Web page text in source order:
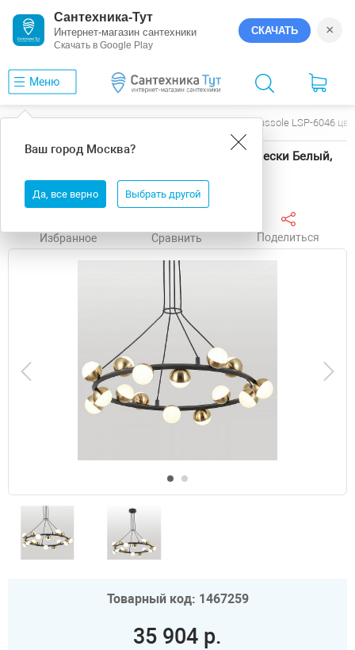
Сантехника-Тут
Интернет-магазин сантехники
Скачать в Google Play
СКАЧАТЬ ×
Меню
Ваш город Москва?
Да, все верно Выбрать другой
Люстра Lussole LSP-6046
Люстра Lussole LSP-6046 цвет плафона/подвески Белый,
Избранное Сравнить Поделиться
Товарный код: 1467259
35 904 р.